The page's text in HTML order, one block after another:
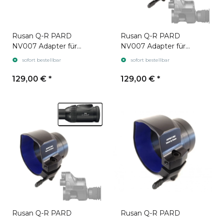
Rusan Q-R PARD
NV007 Adapter für
Zielfernrohr Swarovski
sofort bestellbar
129,00 € *
Rusan Q-R PARD
NV007 Adapter für
Zielfernrohr Swarovski
sofort bestellbar
129,00 € *
Rusan Q-R PARD
Rusan Q-R PARD